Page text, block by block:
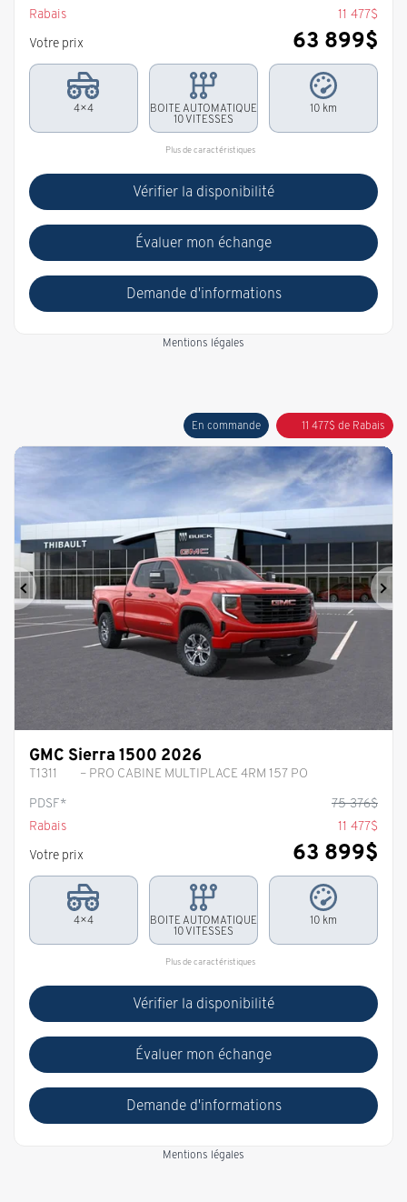
Rabais
11 477$
Votre prix
63 899$
4×4
BOITE AUTOMATIQUE
10 VITESSES
10 km
Plus de caractéristiques
Vérifier la disponibilité
Évaluer mon échange
Demande d'informations
Mentions légales
En commande 11 477$ de Rabais
Précédent
GMC Sierra 1500 2026
T1311
– PRO CABINE MULTIPLACE 4RM 157 PO
PDSF*
75 376$
Rabais
11 477$
Votre prix
63 899$
4×4
BOITE AUTOMATIQUE
10 VITESSES
10 km
Plus de caractéristiques
Vérifier la disponibilité
Évaluer mon échange
Demande d'informations
Mentions légales